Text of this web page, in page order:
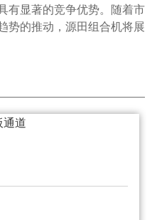
有显著的竞争优势。随着市
势的推动，源田组合机将展